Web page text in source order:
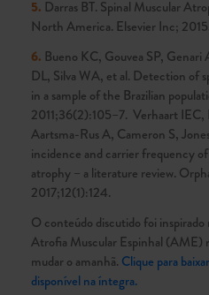
5. Darras BT. Spinal Muscular
North America. Elsevier Inc;
6. Bueno KC, Gouvea SP,
DL, Silva WA, et al. Detection of
in a sample of the Brazilian
2011;36(2):105–7. Verhaart IEC,
Aartsma-Rus A, Cameron S,
incidence and carrier frequency
atrophy – a literature review.
2017;12(1):124.
O conteúdo discutido foi inspirado
Atrofia Muscular Espinhal (AME)
mudar o amanhã. Clique para
disponível na íntegra.